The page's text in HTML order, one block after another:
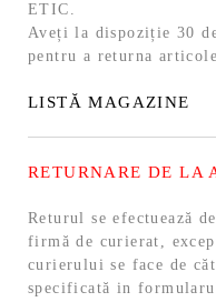
ETIC.
Aveți la dispoziție 30
pentru a returna
LISTĂ MAGAZINE
RETURNARE DE LA
Returul se efectuează
firmă de curierat,
curierului se face de
specificată in